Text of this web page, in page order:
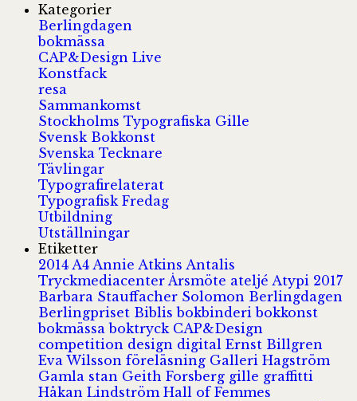
Kategorier
Berlingdagen
bokmässa
CAP&Design Live
Konstfack
resa
Sammankomst
Stockholms Typografiska Gille
Svensk Bokkonst
Svenska Tecknare
Tävlingar
Typografirelaterat
Typografisk Fredag
Utbildning
Utställningar
Etiketter
2014 A4 Annie Atkins Antalis
Tryckmediacenter Årsmöte ateljé Atypi 2017
Barbara Stauffacher Solomon Berlingdagen
Berlingpriset Biblisbokbinderibokkonst
bokmässaboktryck CAP&Design
competition design digital Ernst Billgren
Eva Wilsson föreläsning Galleri Hagström
Gamla stan Geith Forsberg gille graffitti
Håkan Lindström Hall of Femmes